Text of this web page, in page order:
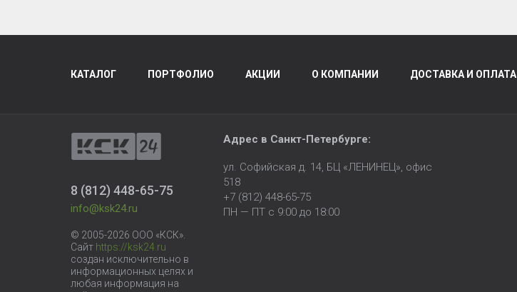
КАТАЛОГ ПОРТФОЛИО АКЦИИ О КОМПАНИИ ДОСТАВКА И ОПЛАТА
8 (812) 448-65-75
info@ksk24.ru
© 2005-2026 ООО «КСК».
Сайт https://ksk24.ru
создан исключительно в
информационных целях и
любая информация на
Адрес в Санкт-Петербурге:
ул. Софийская д. 14, БЦ «ЛЕНИНЕЦ», офис
518
+7 (812) 448-65-75
ПН — ПТ с 9:00 до 18:00